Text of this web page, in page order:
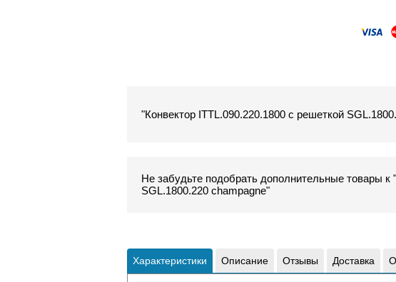
"Конвектор ITTL.090.220.1800 с решеткой
Не забудьте подобрать дополнительные товары к
SGL.1800.220 champagne"
Характеристики Описание Отзывы Доставка